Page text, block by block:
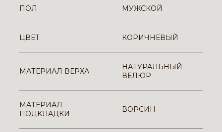
ПОЛ МУЖСКОЙ
ЦВЕТ КОРИЧНЕВЫЙ
МАТЕРИАЛ ВЕРХА
НАТУРАЛЬНЫЙ
ВЕЛЮР
МАТЕРИАЛ
ПОДКЛАДКИ
ВОРСИН